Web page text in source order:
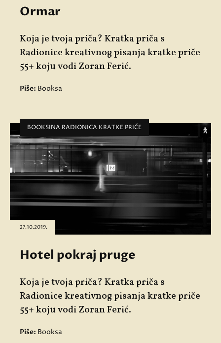
Ormar
Koja je tvoja priča? Kratka priča s
Radionice kreativnog pisanja kratke priče
55+ koju vodi Zoran Ferić.
Piše: Booksa
BOOKSINA RADIONICA KRATKE PRIČE
27.10.2019.
Hotel pokraj pruge
Koja je tvoja priča? Kratka priča s
Radionice kreativnog pisanja kratke priče
55+ koju vodi Zoran Ferić.
Piše: Booksa